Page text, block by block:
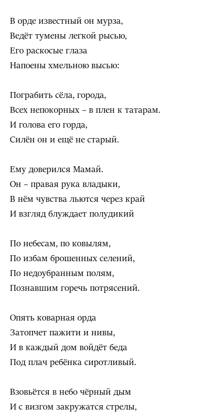
В орде известный он мурза,
Ведёт тумены легкой рысью,
Его раскосые глаза
Напоены хмельною высью:
Пограбить сёла, города,
Всех непокорных – в плен к татарам.
И голова его горда,
Силён он и ещё не старый.
Ему доверился Мамай.
Он – правая рука владыки,
В нём чувства льются через край
И взгляд блуждает полудикий
По небесам, по ковылям,
По избам брошенных селений,
По недоубранным полям,
Познавшим горечь потрясений.
Опять коварная орда
Затопчет пажити и нивы,
И в каждый дом войдёт беда
Под плач ребёнка сиротливый.
Взовьётся в небо чёрный дым
И с визгом закружатся стрелы,